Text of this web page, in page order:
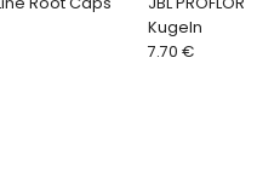
Kugeln
7.70 €